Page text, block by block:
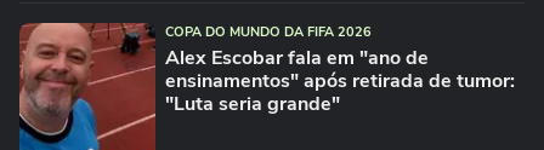
COPA DO MUNDO DA FIFA 2026
Alex Escobar fala em "ano de
ensinamentos" após retirada de tumor:
"Luta seria grande"